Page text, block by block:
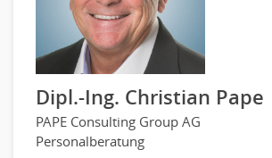
Dipl.-Ing. Christian Pape
PAPE Consulting Group AG
Personalberatung